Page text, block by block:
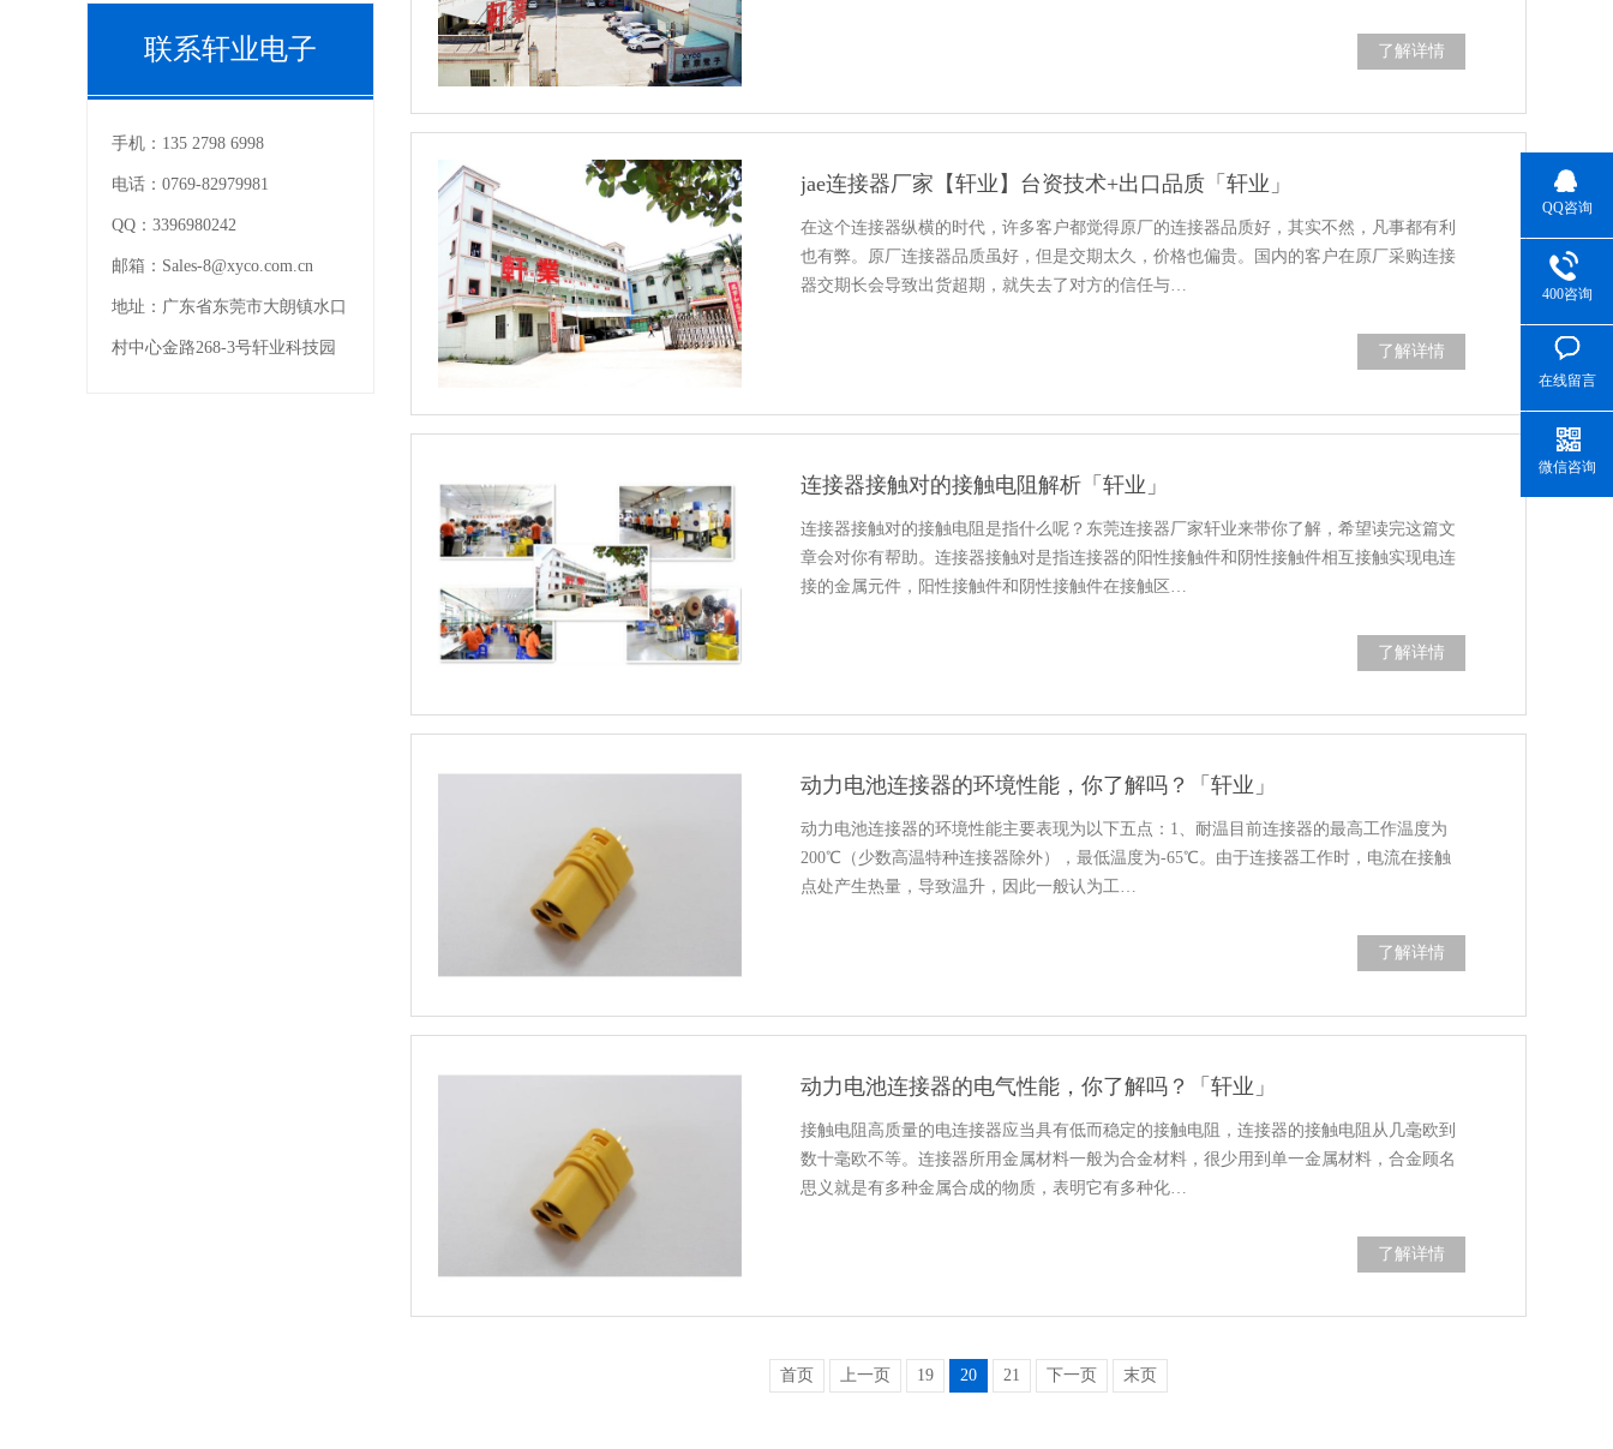
联系轩业电子
手机： 135 2798 6998
电话： 0769-82979981
QQ： 3396980242
邮箱： Sales-8@xyco.com.cn
地址： 广东省东莞市大朗镇水口
村中心金路268-3号轩业科技园
了解详情
jae连接器厂家【轩业】台资技术+出口品质「轩业」
在这个连接器纵横的时代，许多客户都觉得原厂的连接器品质好，其实不然，凡事都有利
也有弊。原厂连接器品质虽好，但是交期太久，价格也偏贵。国内的客户在原厂采购连接
器交期长会导致出货超期，就失去了对方的信任与…
了解详情
连接器接触对的接触电阻解析「轩业」
连接器接触对的接触电阻是指什么呢？东莞连接器厂家轩业来带你了解，希望读完这篇文
章会对你有帮助。连接器接触对是指连接器的阳性接触件和阴性接触件相互接触实现电连
接的金属元件，阳性接触件和阴性接触件在接触区…
了解详情
动力电池连接器的环境性能，你了解吗？「轩业」
动力电池连接器的环境性能主要表现为以下五点：1、耐温目前连接器的最高工作温度为
200℃（少数高温特种连接器除外），最低温度为-65℃。由于连接器工作时，电流在接触
点处产生热量，导致温升，因此一般认为工…
了解详情
动力电池连接器的电气性能，你了解吗？「轩业」
接触电阻高质量的电连接器应当具有低而稳定的接触电阻，连接器的接触电阻从几毫欧到
数十毫欧不等。连接器所用金属材料一般为合金材料，很少用到单一金属材料，合金顾名
思义就是有多种金属合成的物质，表明它有多种化…
了解详情
首页 上一页 19 20 21 下一页 末页
QQ咨询
400咨询
在线留言
微信咨询